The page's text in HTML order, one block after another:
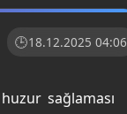
18.12.2025 04:06
sağlaması